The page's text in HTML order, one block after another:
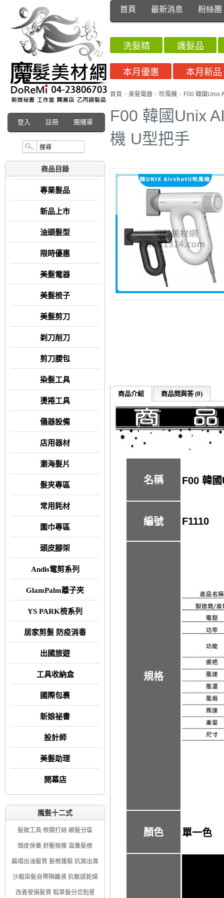
登入 註冊 團購單
首頁 最新消息 粉絲團
商品目錄
專業髮品
新品上市
油頭髮型
限時優惠
美髮電器
美髮梳子
美髮剪刀
剃刀削刀
剪刀腰包
染髮工具
燙捲工具
儀器設備
店用器材
瀏海髮片
髮夾專區
常用耗材
圍巾專區
頭皮腳架
Andis電剪系列
GlamPalm離子夾
YS PARK梳系列
居家剪髮 防疫消毒
出國旅遊
工具收納盒
國際包裹
新娘祕書
設計師
美髮助理
開幕店
魔髮十二式
髮妝工具 梳開打結 綁髮分區
頭皮保養 舒壓按摩 滋養髮根
扁塌出油髮質 髮根蓬鬆 抗屑出臭
沙龍染髮自帶隔離液 抗敏感乾燥
改善受損髮質 稻草髮分岔剋星
洗髮精
護髮品
本月優惠
本月新品
首頁 > 美髮電器 > 吹風機 > F00 韓國Unix
F00 韓國Unix
機 U型把手
商品介紹 商品問與答 (0)
名稱 F00 韓
編號 F1110
規格
顏色 單一色